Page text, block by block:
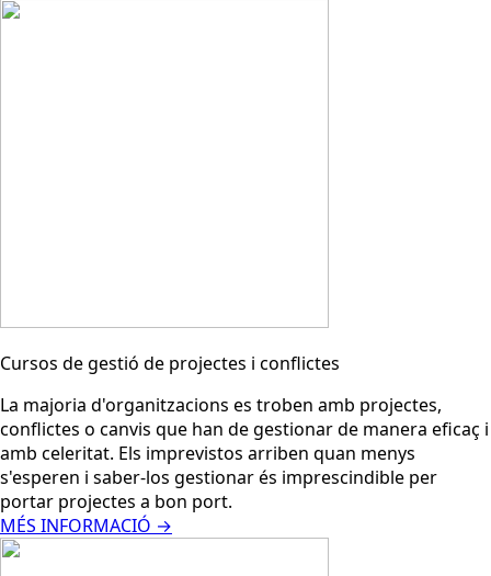
Cursos de gestió de projectes i conflictes
La majoria d'organitzacions es troben amb projectes,
conflictes o canvis que han de gestionar de manera eficaç i
amb celeritat. Els imprevistos arriben quan menys
s'esperen i saber-los gestionar és imprescindible per
portar projectes a bon port.
MÉS INFORMACIÓ →